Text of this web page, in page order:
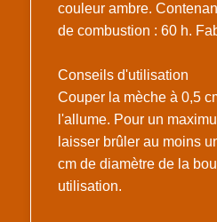
couleur ambre.
de combustion : 60 h.
Conseils d'utilisation
Couper la mèche à 0,5
l'allume. Pour un
laisser brûler au moins
cm de diamètre de la
utilisation.